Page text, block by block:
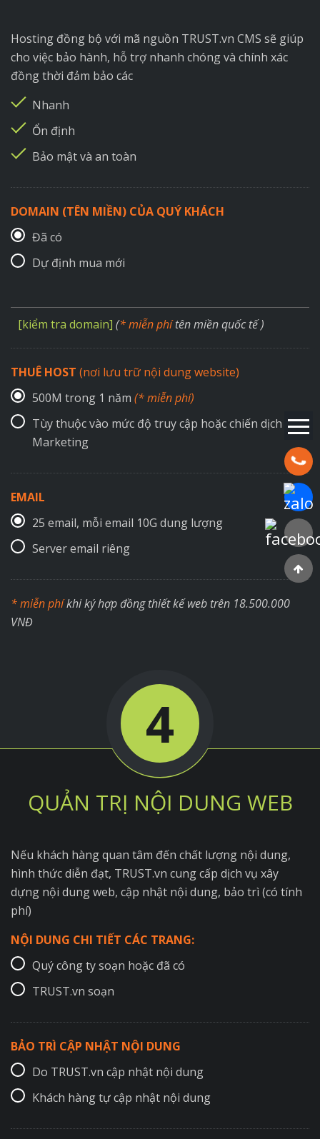
Hotline:
Chat
Hosting đồng bộ với mã nguồn TRUST.vn CMS sẽ giúp
cho việc bảo hành, hỗ trợ nhanh chóng và chính xác
đồng thời đảm bảo các
Nhanh
Ổn định
Bảo mật và an toàn
DOMAIN (TÊN MIỀN) CỦA QUÝ KHÁCH
Đã có
Dự định mua mới
[kiểm tra domain] (* miễn phítên miền quốc tế )
THUÊ HOST (nơi lưu trữ nội dung website)
500M trong 1 năm (* miễn phí)
Tùy thuộc vào mức độ truy cập hoặc chiến dịch
Marketing
EMAIL
25 email, mỗi email 10G dung lượng
Server email riêng
* miễn phíkhi ký hợp đồng thiết kế web trên 18.500.000
VNĐ
4
QUẢN TRỊ NỘI DUNG WEB
Nếu khách hàng quan tâm đến chất lượng nội dung,
hình thức diễn đạt, TRUST.vn cung cấp dịch vụ xây
dựng nội dung web, cập nhật nội dung, bảo trì (có tính
phí)
NỘI DUNG CHI TIẾT CÁC TRANG:
Quý công ty soạn hoặc đã có
TRUST.vn soạn
BẢO TRÌ CẬP NHẬT NỘI DUNG
Do TRUST.vn cập nhật nội dung
Khách hàng tự cập nhật nội dung